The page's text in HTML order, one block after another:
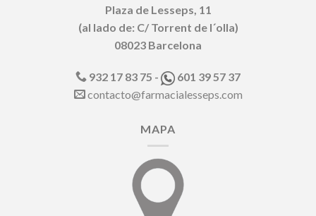
Plaza de Lesseps, 11
(al lado de: C/ Torrent de l´olla)
08023 Barcelona
932 17 83 75 -
601 39 57 37
contacto@farmacialesseps.com
MAPA